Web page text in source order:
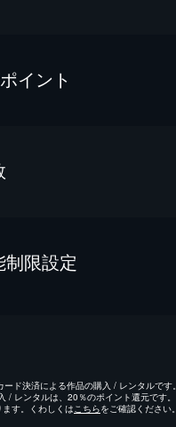
イント
限設定
ド決済による作品の購入 / レンタルです。
/ レンタルは、20％のポイント還元です。
す。くわしくはこちらをご確認ください。